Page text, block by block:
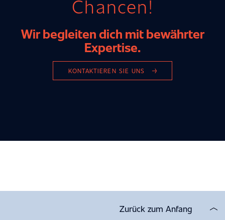
Chancen!
Wir begleiten dich mit bewährter
Expertise.
KONTAKTIEREN SIE UNS
Zurück zum Anfang